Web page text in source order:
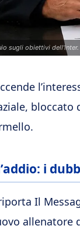
sugli obiettivi dell'Inter.
i
Il
allenatore